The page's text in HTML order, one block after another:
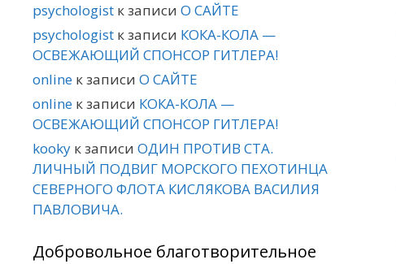
psychologist к записи О САЙТЕ
psychologist к записи КОКА-КОЛА —
ОСВЕЖАЮЩИЙ СПОНСОР ГИТЛЕРА!
online к записи О САЙТЕ
online к записи КОКА-КОЛА —
ОСВЕЖАЮЩИЙ СПОНСОР ГИТЛЕРА!
kooky к записи ОДИН ПРОТИВ СТА.
ЛИЧНЫЙ ПОДВИГ МОРСКОГО ПЕХОТИНЦА
СЕВЕРНОГО ФЛОТА КИСЛЯКОВА ВАСИЛИЯ
ПАВЛОВИЧА.
Добровольное благотворительное